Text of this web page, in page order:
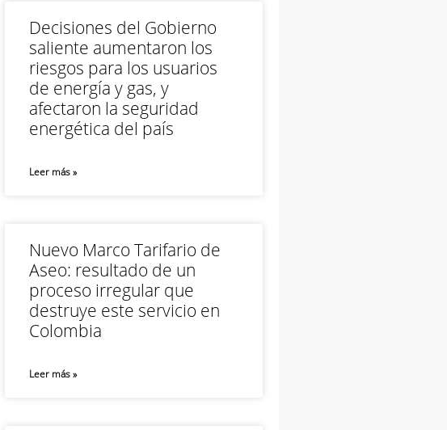
Decisiones del Gobierno
saliente aumentaron los
riesgos para los usuarios
de energía y gas, y
afectaron la seguridad
energética del país
Leer más »
Nuevo Marco Tarifario de
Aseo: resultado de un
proceso irregular que
destruye este servicio en
Colombia
Leer más »